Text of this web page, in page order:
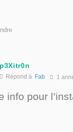
p3Xitr0n
Répond à Fab 1
info pour